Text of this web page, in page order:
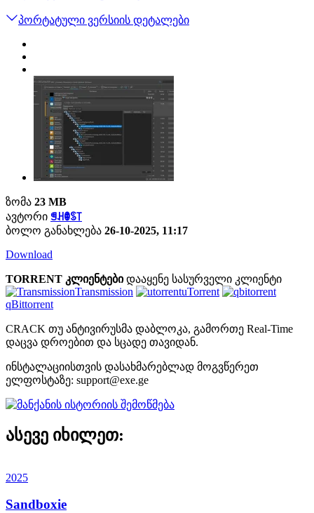
პორტატული ვერსიის დეტალები
ზომა 23 MB
ავტორი ꁅꃅꂦꌗ꓄
ბოლო განახლება 26-10-2025, 11:17
Download
TORRENT კლიენტები დააყენე სასურველი კლიენტი
Transmission
uTorrent
qBittorrent
CRACK თუ ანტივირუსმა დაბლოკა, გამორთე Real-Time
დაცვა დროებით და სცადე თავიდან.
ინსტალაციისთვის დასახმარებლად მოგვწერეთ
ელფოსტაზე: support@exe.ge
ასევე იხილეთ:
2025
Sandboxie